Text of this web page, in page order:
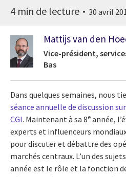
4 min de lecture 30 avril
Mattijs van den
Vice-président,
Bas
Dans quelques semaines, nous
séance annuelle de discussion
CGI. Maintenant à sa 8e année,
experts et influenceurs
pour discuter et débattre des
marchés centraux. L’un des
année est le rôle et la fonction